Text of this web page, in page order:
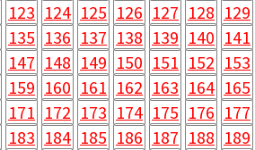
123 124 125 126 127 128 129
135 136 137 138 139 140 141
147 148 149 150 151 152 153
159 160 161 162 163 164 165
171 172 173 174 175 176 177
183 184 185 186 187 188 189